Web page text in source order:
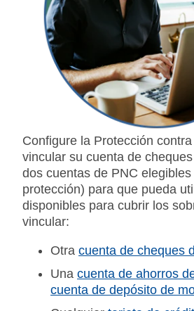
Configure la Protección
vincular su cuenta de
dos cuentas de PNC
protección) para que pueda
disponibles para cubrir los
vincular:
Otra cuenta de cheques
Una cuenta de ahorros
cuenta de depósito de